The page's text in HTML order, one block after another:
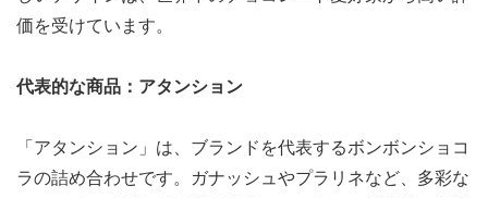
価を受けています。
代表的な商品：アタンション
「アタンション」は、ブランドを代表するボンボンショコ
ラの詰め合わせです。ガナッシュやプラリネなど、多彩な